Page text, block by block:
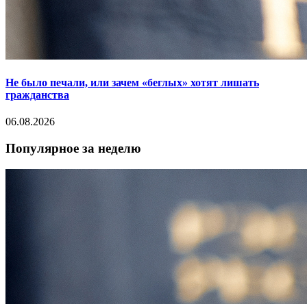
Не было печали, или зачем «беглых» хотят лишать
гражданства
06.08.2026
Популярное за неделю